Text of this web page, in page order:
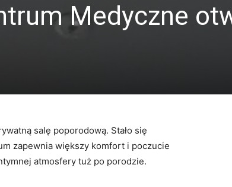
Medyczne
salę poporodową. Stało się
zapewnia większy komfort i poczucie
atmosfery tuż po porodzie.